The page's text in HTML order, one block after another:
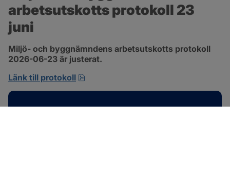
arbetsutskotts protokoll 23
juni
Miljö- och byggnämndens arbetsutskotts protokoll
2026-06-23 är justerat.
Länk till protokoll